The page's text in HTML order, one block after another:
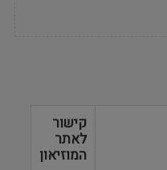
קישור
לאתר
המוזיאון